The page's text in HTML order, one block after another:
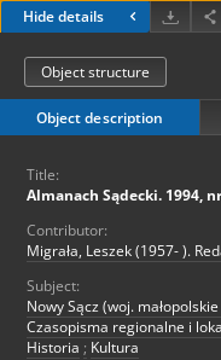
Hide details
Object structure
Object description
Title:
Almanach Sądecki. 1994,
Contributor:
Migrała, Leszek (1957- ).
Subject:
Nowy Sącz (woj.
Czasopisma regionalne i
Historia ; Kultura